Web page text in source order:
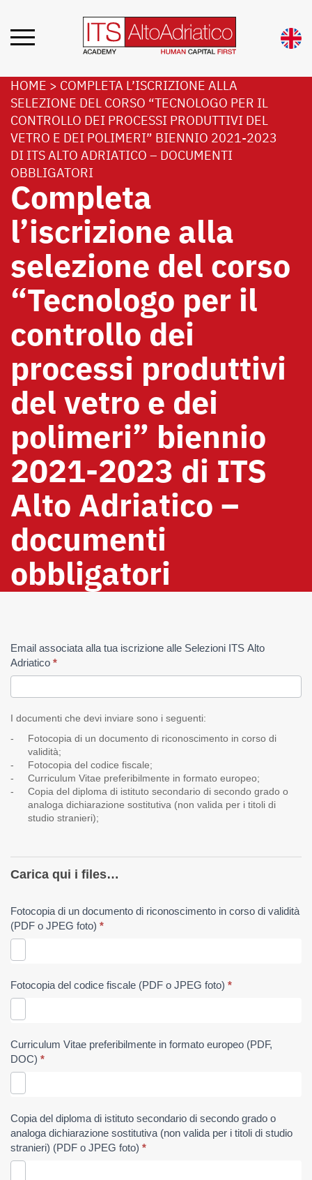
HOME > COMPLETA L’ISCRIZIONE ALLA
SELEZIONE DEL CORSO “TECNOLOGO PER IL
CONTROLLO DEI PROCESSI PRODUTTIVI DEL
VETRO E DEI POLIMERI” BIENNIO 2021-2023
DI ITS ALTO ADRIATICO – DOCUMENTI
OBBLIGATORI
Completa
l’iscrizione alla
selezione del corso
“Tecnologo per il
controllo dei
processi produttivi
del vetro e dei
polimeri” biennio
2021-2023 di ITS
Alto Adriatico –
documenti
obbligatori
Iscrizione
Selezioni
2021-2023
ITS Alto
Adriatico –
Manifattura
continuazione
Email associata alla tua iscrizione alle Selezioni ITS Alto
Adriatico *
I documenti che devi inviare sono i seguenti:
Fotocopia di un documento di riconoscimento in corso di
validità;
Fotocopia del codice fiscale;
Curriculum Vitae preferibilmente in formato europeo;
Copia del diploma di istituto secondario di secondo grado o
analoga dichiarazione sostitutiva (non valida per i titoli di
studio stranieri);
Carica qui i files…
Fotocopia di un documento di riconoscimento in corso di validità
(PDF o JPEG foto) *
Fotocopia del codice fiscale (PDF o JPEG foto) *
Curriculum Vitae preferibilmente in formato europeo (PDF,
DOC) *
Copia del diploma di istituto secondario di secondo grado o
analoga dichiarazione sostitutiva (non valida per i titoli di studio
stranieri) (PDF o JPEG foto) *